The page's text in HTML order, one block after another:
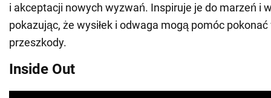
i akceptacji nowych wyzwań. Inspiruje je do marzeń i
pokazując, że wysiłek i odwaga mogą pomóc
przeszkody.
Inside Out